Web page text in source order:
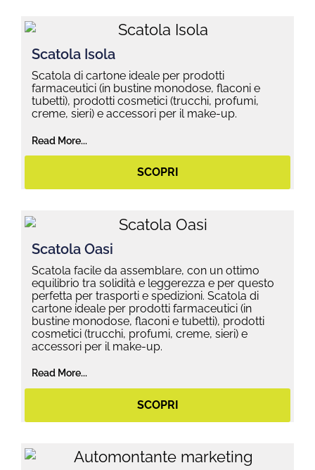
Scatola Isola
Scatola di cartone ideale per prodotti
farmaceutici (in bustine monodose, flaconi e
tubetti), prodotti cosmetici (trucchi, profumi,
creme, sieri) e accessori per il make-up.
Read More...
SCOPRI
Scatola Oasi
Scatola facile da assemblare, con un ottimo
equilibrio tra solidità e leggerezza e per questo
perfetta per trasporti e spedizioni. Scatola di
cartone ideale per prodotti farmaceutici (in
bustine monodose, flaconi e tubetti), prodotti
cosmetici (trucchi, profumi, creme, sieri) e
accessori per il make-up.
Read More...
SCOPRI